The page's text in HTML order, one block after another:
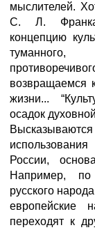
мыслителей.
С. Л.
концепцию
возвращаемся
жизни...
осадок
России,
Например, по
русского
европейские
переходят к